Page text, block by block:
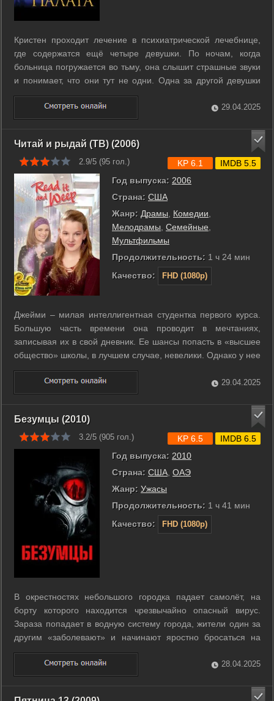
Кристен проходит лечение в психиатрической лечебнице,
где содержатся ещё четыре девушки. По ночам, когда
больница погружается во тьму, она слышит страшные звуки
и понимает, что они тут не одни. Одна за другой девушки
начинают исчезать, и Кристен решает сбежать. ...
29.04.2025
Читай и рыдай (ТВ) (2006)
2.9/5 (95 гол.)
Год выпуска: 2006
Страна: США
Жанр: Драмы Комедии
Мелодрамы Семейные
Мультфильмы
Продолжительность: 1 ч 24 мин
Качество:
FHD (1080p)
KP 6.1 IMDB 5.5
Джейми – милая интеллигентная студентка первого курса.
Большую часть времени она проводит в мечтаниях,
записывая их в свой дневник. Ее шансы попасть в «высшее
общество» школы, в лучшем случае, невелики. Однако у нее
есть секретное оружие: острая на язык и саркастичная alter
ego по имени Изабелла, которая ходит по холлам и классам
школы без тени ...
29.04.2025
Безумцы (2010)
3.2/5 (905 гол.)
Год выпуска: 2010
Страна: США ОАЭ
Жанр: Ужасы
Продолжительность: 1 ч 41 мин
Качество:
FHD (1080p)
KP 6.5 IMDB 6.5
В окрестностях небольшого городка падает самолёт, на
борту которого находится чрезвычайно опасный вирус.
Зараза попадает в водную систему города, жители один за
другим «заболевают» и начинают яростно бросаться на
всех подряд. Военные оперативно запирают город на
карантин, отстреливая зараженных. ...
28.04.2025